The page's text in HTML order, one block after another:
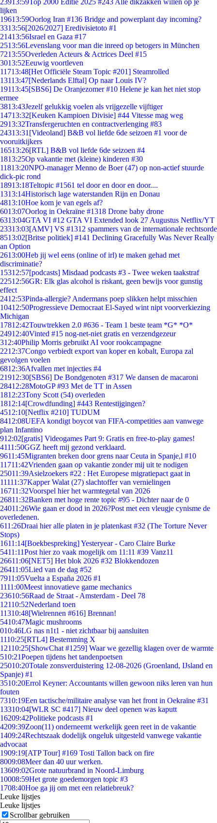
23913:59Top 2000 Editie 2025 #243 Alle dikzakken willen op je
lijken
19613:59Oorlog Iran #136 Bridge and powerplant day incoming?
3313:56[2026/2027] Eredivisietoto #1
21413:56Israel en Gaza #17
2513:56Levenslang voor man die inreed op betogers in München
7213:55Overleden Acteurs & Actrices Deel #15
3013:52Eeuwig voortleven
11713:48[Het Officiële Steam Topic #201] Steamrolled
13113:47[Nederlands Elftal] Op naar Louis IV?
19113:45[SBS6] De Oranjezomer #10 Helene je kan het niet stop
ermee
3813:43Jezelf gelukkig voelen als vrijgezelle vijftiger
14713:32[Keuken Kampioen Divisie] #44 Vitesse mag weg
2913:32Transfergeruchten en contractverlenging #83
24313:31 [Videoland] B&B vol liefde 6de seizoen #1 voor de
vooruitkijkers
16513:26[RTL] B&B vol liefde 6de seizoen #4
1813:25Op vakantie met (kleine) kinderen #30
11813:20NPO-manager Menno de Boer (47) op non-actief stuurde
dick-pic rond
18913:18Teltopic #1561 tel door en door en door....
1313:14Historisch lage waterstanden Rijn en Donau
4813:10Hoe kom je van egels af?
6013:07Oorlog in Oekraïne #1318 Drone baby drone
6313:04GTA VI #12 GTA VI Extended look 27 Augustus Netflix/YT
23313:03[AMV] VS #1312 spammers van de internationale rechtsorde
8513:02[Britse politiek] #141 Declining Gracefully Was Never Really
an Option
2613:00Heb jij wel eens (online of irl) te maken gehad met
discriminatie?
15312:57[podcasts] Misdaad podcasts #3 - Twee weken taakstraf
22512:56GR: Elk glas alcohol is riskant, geen bewijs voor gunstig
effect
2412:53Pinda-allergie? Andermans poep slikken helpt misschien
10412:50Progressieve Democraat El-Sayed wint nipt voorverkiezing
Michigan
17812:42Touwtrekken 2.0 #636 - Team 1 beste team *G* *O*
24912:40Vinted #15 nog-net-niet gratis en verzendgezeur
312:40Philip Morris gebruikt AI voor rookcampagne
2212:37Congo verbiedt export van koper en kobalt, Europa zal
gevolgen voelen
6812:36Afvallen met injecties #4
21912:30[SBS6] De Bondgenoten #317 We dansen de macaroni
28412:28MotoGP #93 Met de TT in Assen
1812:23Tony Scott (54) overleden
1812:14[Crowdfunding] #443 Rentestijgingen?
4512:10[Netflix #210] TUDUM
8412:08UEFA kondigt boycot van FIFA-competities aan vanwege
plan Infantino
912:02[gratis] Videogames Part 9: Gratis en free-to-play games!
4111:50GGZ heeft mij gezond verklaard.
9611:45Migranten breken door grens naar Ceuta in Spanje,l #10
11711:42Vrienden gaan op vakantie zonder mij uit te nodigen
25011:39Asielzoekers #22 : Het Europese migratiepact gaat in
11111:37Kapper Walat (27) slachtoffer van vernielingen
16711:32Voorspel hier het warmtegetal van 2026
26811:32Banken met hoge rente topic #95 - Dichter naar de 0
24011:26Wie gaan er dood in 2026?Post met een vleugje cynisme de
overledenen.
611:26Draai hier alle platen in je platenkast #32 (The Torture Never
Stops)
1611:14[Boekbespreking] Yesteryear - Caro Claire Burke
5411:11Post hier zo vaak mogelijk om 11:11 #39 Vanz11
26611:06[NET5] Het blok 2026 #32 Blokkendozen
26411:05Lied van de dag #52
7911:05Vuelta a España 2026 #1
1111:00Meest innovatieve game mechanics
23610:56Raad de Straat - Amsterdam - Deel 78
12110:52Nederland toen
11310:48[Wielrennen #616] Brennan!
5410:47Magic mushrooms
010:46LG nas n1t1 - niet zichtbaar bij aansluiten
1110:25[RTL4] Bestemming X
12110:25[ShowChat #1259] Waar we gezellig klagen over de warmte
510:21Poepen tijdens het tandenpoetsen
25010:20Totale zonsverduistering 12-08-2026 (Groenland, IJsland en
Spanje) #1
3510:20Errol Keyner: Accountants willen gewoon niks leren van hun
fouten
7310:19Een tactische/militaire analyse van het front in Oekraïne #31
13310:04[WLR SC #417] Nieuw deel openen was kaputt
16209:42Politieke podcasts #1
4209:39Zoon(11) onderneemt werkelijk geen reet in de vakantie
1409:24Rechtszaak dodelijk ongeluk uitgesteld vanwege vakantie
advocaat
1909:19[ATP Tour] #169 Tosti Tallon back on fire
8009:08Meer dan 40 uur werken.
13609:02Grote natuurbrand in Noord-Limburg
10008:59Het grote goedemorgen topic #3
1708:40Hoe ga jij om met een relatiebreuk?
Leuke lijstjes
Leuke lijstjes
Scrollbar gebruiken